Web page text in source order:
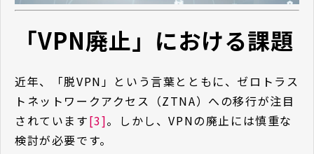
「VPN廃止」における課題
近年、「脱VPN」という言葉とともに、ゼロトラス
トネットワークアクセス（ZTNA）への移行が注目
されています[3]。しかし、VPNの廃止には慎重な
検討が必要です。